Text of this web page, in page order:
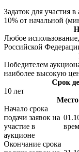
Задаток для участия
10% от начальной
Любое
Российской
Победителем
наиболее высокую
Срок
10 лет
Начало срока
подачи заявок на
участие в
аукционе
Окончание срока